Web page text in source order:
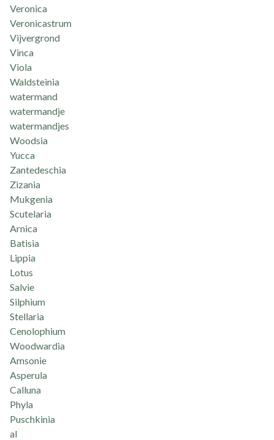
Veronica
Veronicastrum
Vijvergrond
Vinca
Viola
Waldsteinia
watermand
watermandje
watermandjes
Woodsia
Yucca
Zantedeschia
Zizania
Mukgenia
Scutelaria
Arnica
Batisia
Lippia
Lotus
Salvie
Silphium
Stellaria
Cenolophium
Woodwardia
Amsonie
Asperula
Calluna
Phyla
Puschkinia
al